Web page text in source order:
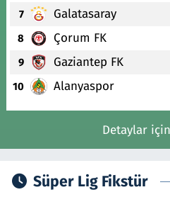
7 Galatasaray
8 Çorum FK
9 Gaziantep FK
10 Alanyaspor
Detaylar
Süper Lig Fikstür